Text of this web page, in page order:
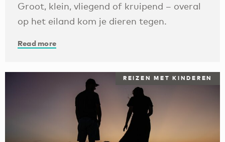
Groot, klein, vliegend of kruipend – overal
op het eiland kom je dieren tegen.
Read more
REIZEN MET KINDEREN